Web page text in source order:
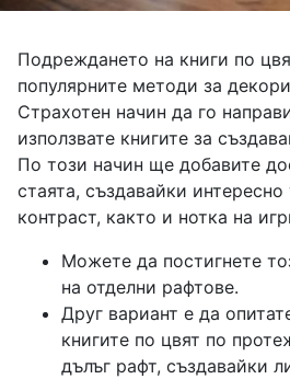
Подреждането на книги по
популярните методи за
Страхотен начин да го
използвате книгите за
По този начин ще добавите
стаята, създавайки
контраст, както и нотка на
Можете да постигнете
на отделни рафтове.
Друг вариант е да
книгите по цвят по
дълъг рафт, създавайки